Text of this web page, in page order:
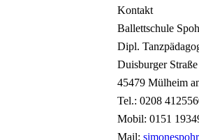
Kontakt
Ballettschule
Dipl.
Duisburger
45479 Mülheim
Tel.: 0208
Mobil: 0151